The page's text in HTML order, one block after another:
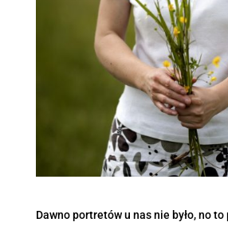
Dawno portretów u nas nie było, no